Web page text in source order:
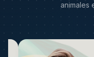
animales